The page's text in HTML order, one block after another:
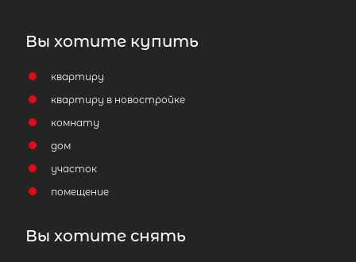
Вы хотите купить
квартиру
квартиру в новостройке
комнату
дом
участок
помещение
Вы хотите снять